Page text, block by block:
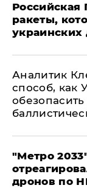
Российская
ракеты,
украинских
Аналитик
способ, как
"Метро
дронов по